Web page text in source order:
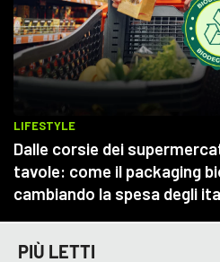
PIÙ LETTI